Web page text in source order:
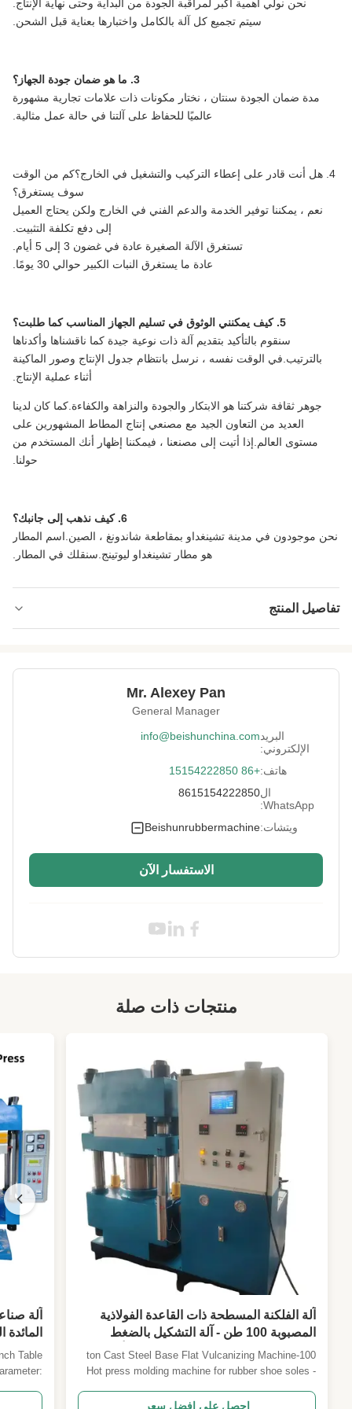
نحن نولي أهمية أكبر لمراقبة الجودة من البداية وحتى نهاية الإنتاج.
سيتم تجميع كل آلة بالكامل واختبارها بعناية قبل الشحن.
3. ما هو ضمان جودة الجهاز؟
مدة ضمان الجودة سنتان ، نختار مكونات ذات علامات تجارية مشهورة
عالميًا للحفاظ على آلتنا في حالة عمل مثالية.
4. هل أنت قادر على إعطاء التركيب والتشغيل في الخارج؟كم من الوقت
سوف يستغرق؟
نعم ، يمكننا توفير الخدمة والدعم الفني في الخارج ولكن يحتاج العميل
إلى دفع تكلفة التثبيت.
تستغرق الآلة الصغيرة عادة في غضون 3 إلى 5 أيام.
عادة ما يستغرق النبات الكبير حوالي 30 يومًا.
5. كيف يمكنني الوثوق في تسليم الجهاز المناسب كما طلبت؟
سنقوم بالتأكيد بتقديم آلة ذات نوعية جيدة كما ناقشناها وأكدناها
بالترتيب.في الوقت نفسه ، نرسل بانتظام جدول الإنتاج وصور الماكينة
أثناء عملية الإنتاج.
جوهر ثقافة شركتنا هو الابتكار والجودة والنزاهة والكفاءة.كما كان لدينا
العديد من التعاون الجيد مع مصنعي إنتاج المطاط المشهورين على
مستوى العالم.إذا أتيت إلى مصنعنا ، فيمكننا إظهار أنك المستخدم من
حولنا.
6. كيف نذهب إلى جانبك؟
نحن موجودون في مدينة تشينغداو بمقاطعة شاندونغ ، الصين.اسم المطار
هو مطار تشينغداو ليوتينج.سنقلك في المطار.
تفاصيل المنتج
Key Selling Points: تلقائي
كهربائي
Rubber Sheet
Thickness:
3-16 ملم
طلب العميل
Adapted Max.
Rubber Sheet
حسب متطلبات العميل
High Light: التلقائي دفعة قبالة آلة التبريد المطاط SGS
,
Mr. Alexey Pan
General Manager
البريد
الإلكتروني:
info@beishunchina.com
هاتف:+86 15154222850
ال
WhatsApp:
8615154222850
ويتشات:Beishunrubbermachine
الاستفسار الآن
منتجات ذات صلة
آلة الفلكنة المسطحة ذات القاعدة الفولاذية
المصبوبة 100 طن - آلة التشكيل بالضغط
الساخن لنعال الأحذية المطاطية - نوع أربعة
أعمدة مع طبقتين للعمل
100-ton Cast Steel Base Flat Vulcanizing Machine
Hot press molding machine for rubber shoe soles -
Overview Our 100-ton four-column flat vulcanizing
احصل على افضل سعر
Table